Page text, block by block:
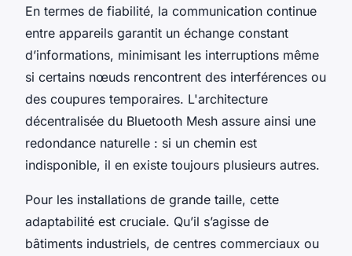
En termes de fiabilité, la communication continue
entre appareils garantit un échange constant
d’informations, minimisant les interruptions même
si certains nœuds rencontrent des interférences ou
des coupures temporaires. L'architecture
décentralisée du Bluetooth Mesh assure ainsi une
redondance naturelle : si un chemin est
indisponible, il en existe toujours plusieurs autres.
Pour les installations de grande taille, cette
adaptabilité est cruciale. Qu’il s’agisse de
bâtiments industriels, de centres commerciaux ou